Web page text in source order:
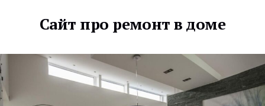
Сайт про ремонт в доме